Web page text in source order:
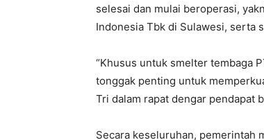
selesai dan mulai beroperasi,
Indonesia Tbk di Sulawesi, serta
“Khusus untuk smelter tembaga
tonggak penting untuk
Tri dalam rapat dengar pendapat
Secara keseluruhan, pemerintah